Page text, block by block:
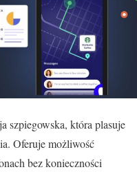
szpiegowska, która plasuje
Oferuje możliwość
bez konieczności